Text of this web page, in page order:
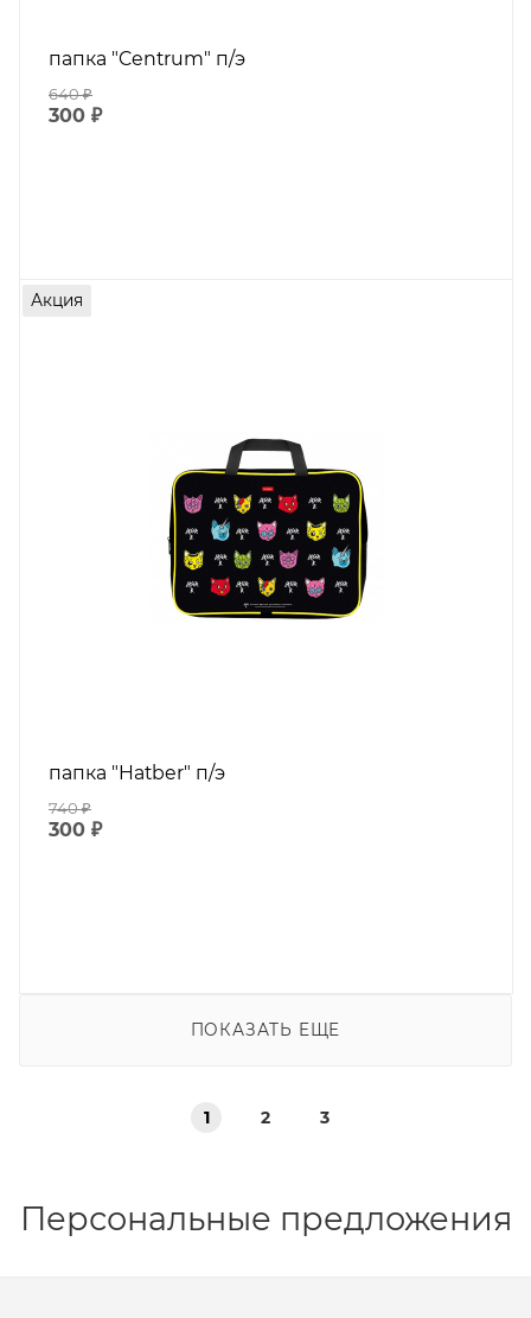
папка "Centrum" п/э
640₽
300 ₽
Акция
папка "Hatber" п/э
740₽
300 ₽
ПОКАЗАТЬ ЕЩЕ
1 2 3
Персональные предложения